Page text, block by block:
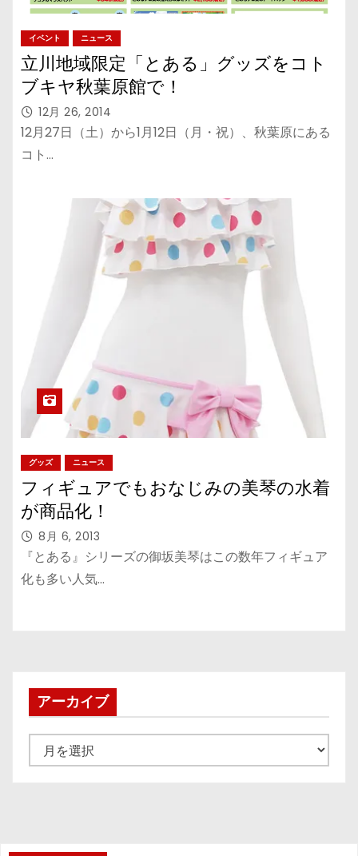
イベント ニュース
立川地域限定「とある」グッズをコト
ブキヤ秋葉原館で！
12月 26, 2014
12月27日（土）から1月12日（月・祝）、秋葉原にある
コト…
グッズ ニュース
フィギュアでもおなじみの美琴の水着
が商品化！
8月 6, 2013
『とある』シリーズの御坂美琴はこの数年フィギュア
化も多い人気…
アーカイブ
ー